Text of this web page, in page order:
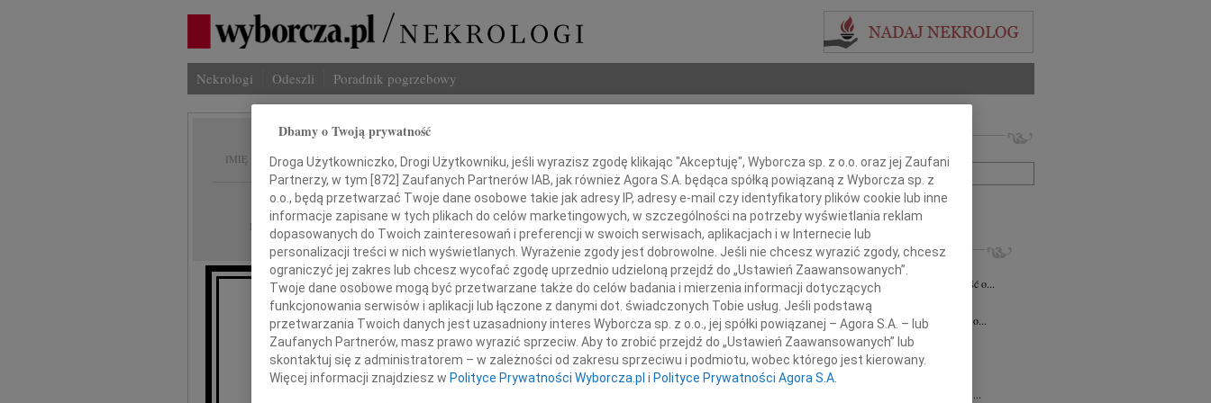
Nekrologi Odeszli Poradnik pogrzebowy
IMIĘ I NAZWISKO: Jan Ćwięk
REGION: Katowice
DATA EMISJI: 30.11.2020
Ze smutkiem przyjęliśmy wiadomość,
że w dniu 26 listopada 2020 roku zmarł
+ szukanie zaawansowane
INNE NEKROLOGI
Marcin Kurek 24.07.2026Katowice
Z głębokim smutkiem przyjęliśmy wiadomość o...
Tadeusz Zając15.07.2026
Z głębokim smutkiem przyjąłem wiadomość o...
02.07.2026Katowice
Drogi Krystianie z ogromnym smutkiem...
30.06.2026
Panu Sędziemu Trybunału Konstytucyjnego ...
Dbamy o Twoją prywatność
Droga Użytkowniczko, Drogi Użytkowniku, jeśli wyrazisz zgodę klikając "Akceptuję", Wyborcza sp. z o.o. oraz jej Zaufani
Partnerzy, w tym [ 872 ] Zaufanych Partnerów IAB, jak również Agora S.A. będąca spółką powiązaną z Wyborcza sp. z
o.o., będą przetwarzać Twoje dane osobowe takie jak adresy IP, adresy e-mail czy identyfikatory plików cookie lub inne
informacje zapisane w tych plikach do celów marketingowych, w szczególności na potrzeby wyświetlania reklam
dopasowanych do Twoich zainteresowań i preferencji w swoich serwisach, aplikacjach i w Internecie lub
personalizacji treści w nich wyświetlanych. Wyrażenie zgody jest dobrowolne. Jeśli nie chcesz wyrazić zgody, chcesz
ograniczyć jej zakres lub chcesz wycofać zgodę uprzednio udzieloną przejdź do „Ustawień Zaawansowanych”.
Twoje dane osobowe mogą być przetwarzane także do celów badania i mierzenia informacji dotyczących
funkcjonowania serwisów i aplikacji lub łączone z danymi dot. świadczonych Tobie usług. Jeśli podstawą
przetwarzania Twoich danych jest uzasadniony interes Wyborcza sp. z o.o., jej spółki powiązanej – Agora S.A. – lub
Zaufanych Partnerów, masz prawo wyrazić sprzeciw. Aby to zrobić przejdź do „Ustawień Zaawansowanych” lub
skontaktuj się z administratorem – w zależności od zakresu sprzeciwu i podmiotu, wobec którego jest kierowany.
Więcej informacji znajdziesz w Polityce Prywatności Wyborcza.pl i Polityce Prywatności Agora S.A.